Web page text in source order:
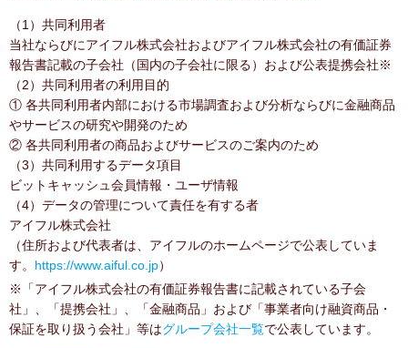
（1）共同利用者
当社ならびにアイフル株式会社およびアイフル株式会社の有価証券
報告書記載の子会社（国内の子会社に限る）および公表提携会社※
（2）共同利用者の利用目的
① 各共同利用者内部における市場調査および分析ならびに金融商品
やサービスの研究や開発のため
② 各共同利用者の商品およびサービスのご案内のため
（3）共同利用するデータ項目
ビットキャッシュ会員情報・ユーザ情報
（4）データの管理について責任を有する者
アイフル株式会社
（住所および代表者は、アイフルのホームページで公表していま
す。 https://www.aiful.co.jp）
※「アイフル株式会社の有価証券報告書に記載されている子会
社」、「提携会社」、「金融商品」および「事業者向け融資商品・
保証を取り扱う会社」等はグループ会社一覧で公表しています。